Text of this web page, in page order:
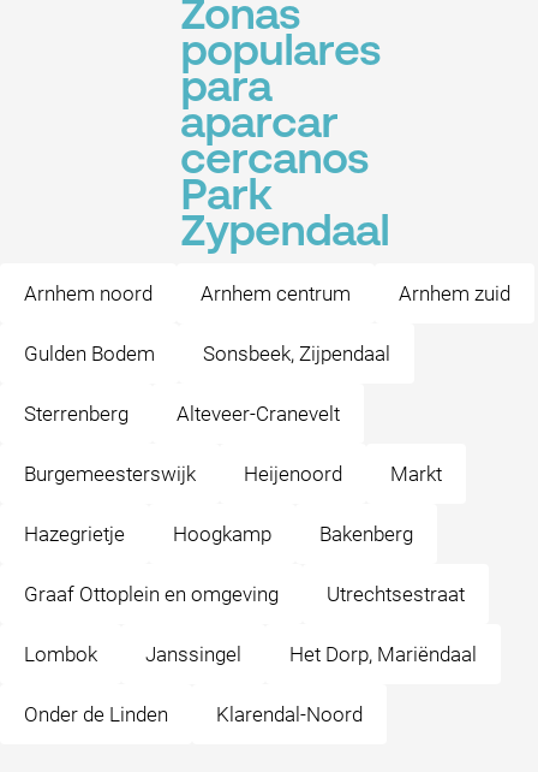
Zonas
populares
para
aparcar
cercanos
Park
Zypendaal
Arnhem noord Arnhem centrum Arnhem zuid
Gulden Bodem Sonsbeek, Zijpendaal
Sterrenberg Alteveer-Cranevelt
Burgemeesterswijk Heijenoord Markt
Hazegrietje Hoogkamp Bakenberg
Graaf Ottoplein en omgeving Utrechtsestraat
Lombok Janssingel Het Dorp, Mariëndaal
Onder de Linden Klarendal-Noord